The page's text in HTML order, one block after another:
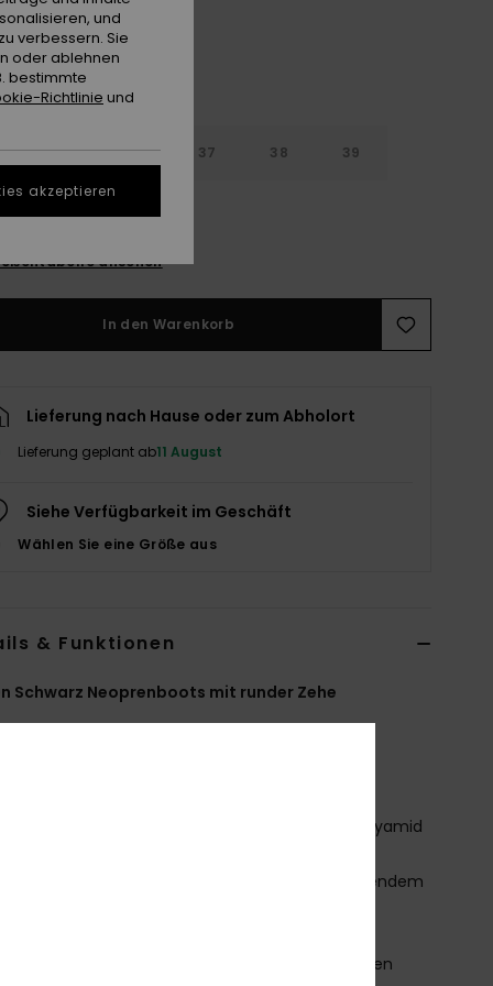
35 36 37 38 39
ansehen
In den Warenkorb
Lieferung nach Hause oder zum Abholort
Lieferung geplant ab11 August
Siehe Verfügbarkeit im Geschäft
Wählen Sie eine Größe aus
& Funktionen
Schwarz Neoprenboots mit runder Zehe
Farbcodekvj0
Mischgewebe aus recyceltem Nylon, Polyamid
Neopren-Schaum: FreeMax-Neopren mit überragendem
Umweltfreundliches Neopren aus Kalkstein und alten
und
verbessern. Sie
oder ablehnen
bestimmte
Richtlinie und
akzeptieren